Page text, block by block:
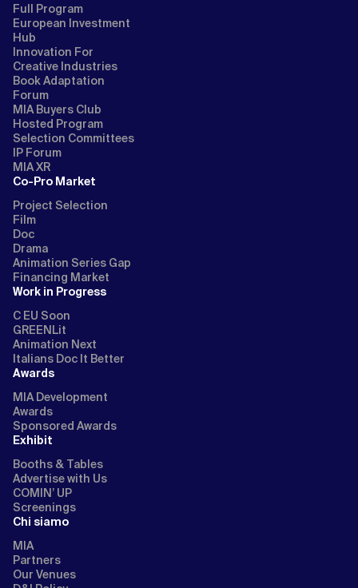
Full Program
European Investment
Hub
Innovation For
Creative Industries
Book Adaptation
Forum
MIA Buyers Club
Hosted Program
Selection Committees
IP Forum
MIA XR
Co-Pro Market
Project Selection
Film
Doc
Drama
Animation Series Gap
Financing Market
Work in Progress
C EU Soon
GREENLit
Animation Next
Italians Doc It Better
Awards
MIA Development
Awards
Sponsored Awards
Exhibit
Booths & Tables
Advertise with Us
COMIN’ UP
Screenings
Chi siamo
MIA
Partners
Our Venues